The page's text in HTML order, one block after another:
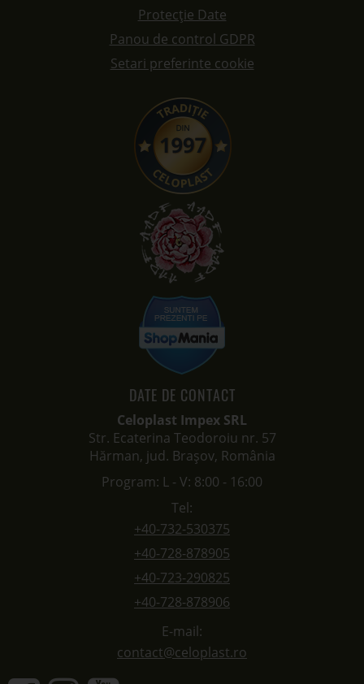
Protecție Date
Panou de control GDPR
Setari preferinte cookie
DATE DE CONTACT
Celoplast Impex SRL
Str. Ecaterina Teodoroiu nr. 57
Hărman, jud. Brașov, România
Program: L - V: 8:00 - 16:00
Tel:
+40-732-530375
+40-728-878905
+40-723-290825
+40-728-878906
E-mail:
contact@celoplast.ro